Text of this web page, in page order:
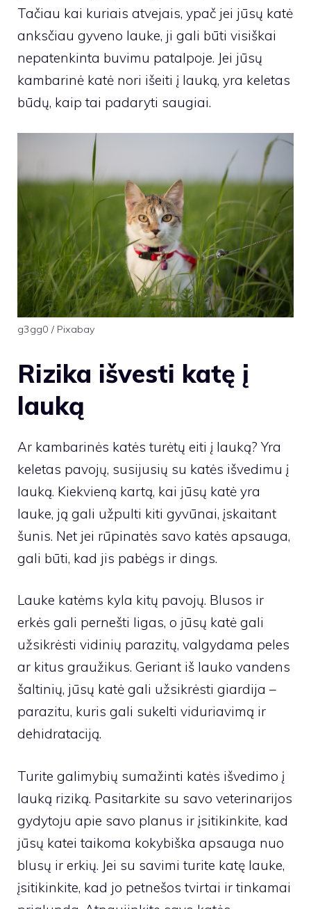
Tačiau kai kuriais atvejais, ypač jei jūsų katė
anksčiau gyveno lauke, ji gali būti visiškai
nepatenkinta buvimu patalpoje. Jei jūsų
kambarinė katė nori išeiti į lauką, yra keletas
būdų, kaip tai padaryti saugiai.
g3gg0 / Pixabay
Rizika išvesti katę į
lauką
Ar kambarinės katės turėtų eiti į lauką? Yra
keletas pavojų, susijusių su katės išvedimu į
lauką. Kiekvieną kartą, kai jūsų katė yra
lauke, ją gali užpulti kiti gyvūnai, įskaitant
šunis. Net jei rūpinatės savo katės apsauga,
gali būti, kad jis pabėgs ir dings.
Lauke katėms kyla kitų pavojų. Blusos ir
erkės gali pernešti ligas, o jūsų katė gali
užsikrėsti vidinių parazitų, valgydama peles
ar kitus graužikus. Geriant iš lauko vandens
šaltinių, jūsų katė gali užsikrėsti giardija –
parazitu, kuris gali sukelti viduriavimą ir
dehidrataciją.
Turite galimybių sumažinti katės išvedimo į
lauką riziką. Pasitarkite su savo veterinarijos
gydytoju apie savo planus ir įsitikinkite, kad
jūsų katei taikoma kokybiška apsauga nuo
blusų ir erkių. Jei su savimi turite katę lauke,
įsitikinkite, kad jo petnešos tvirtai ir tinkamai